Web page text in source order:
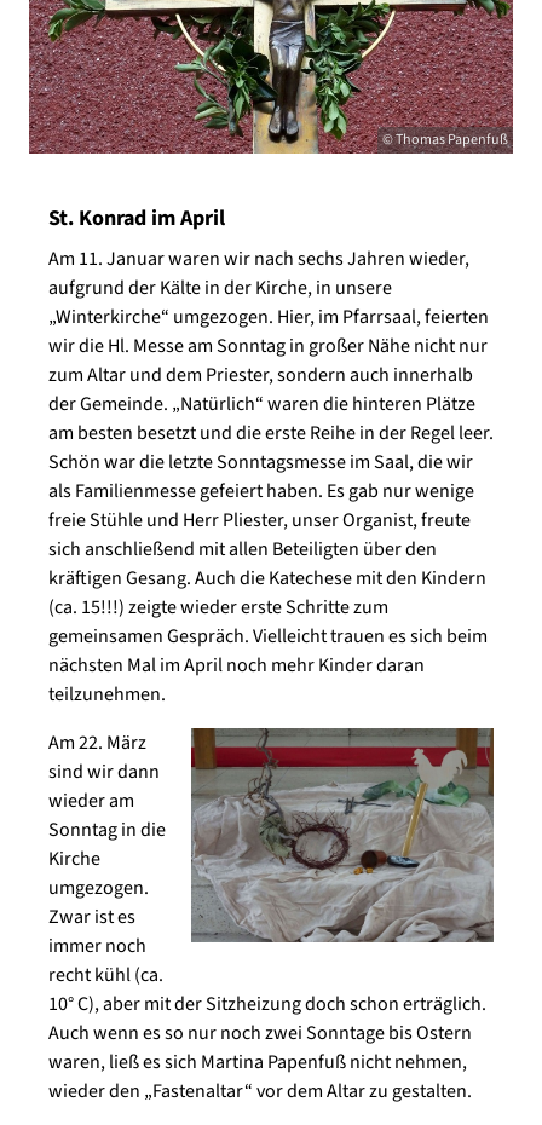
© Thomas Papenfuß
St. Konrad im April
Am 11. Januar waren wir nach sechs Jahren wieder,
aufgrund der Kälte in der Kirche, in unsere
„Winterkirche“ umgezogen. Hier, im Pfarrsaal, feierten
wir die Hl. Messe am Sonntag in großer Nähe nicht nur
zum Altar und dem Priester, sondern auch innerhalb
der Gemeinde. „Natürlich“ waren die hinteren Plätze
am besten besetzt und die erste Reihe in der Regel leer.
Schön war die letzte Sonntagsmesse im Saal, die wir
als Familienmesse gefeiert haben. Es gab nur wenige
freie Stühle und Herr Pliester, unser Organist, freute
sich anschließend mit allen Beteiligten über den
kräftigen Gesang. Auch die Katechese mit den Kindern
(ca. 15!!!) zeigte wieder erste Schritte zum
gemeinsamen Gespräch. Vielleicht trauen es sich beim
nächsten Mal im April noch mehr Kinder daran
teilzunehmen.
Am 22. März
sind wir dann
wieder am
Sonntag in die
Kirche
umgezogen.
Zwar ist es
immer noch
recht kühl (ca.
10° C), aber mit der Sitzheizung doch schon erträglich.
Auch wenn es so nur noch zwei Sonntage bis Ostern
waren, ließ es sich Martina Papenfuß nicht nehmen,
wieder den „Fastenaltar“ vor dem Altar zu gestalten.